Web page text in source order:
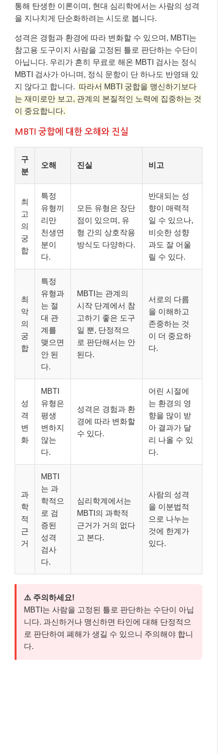
통해 탄생한 이론이며, 현대 심리학에서는 사람의 성격
을 지나치게 단순화하려는 시도로 봅니다.
성격은 경험과 환경에 따라 변화할 수 있으며, MBTI는
참고용 도구이지 사람을 고정된 틀로 판단하는 수단이
아닙니다. 우리가 흔히 무료로 해온 MBTI 검사는 정식
MBTI 검사가 아니며, 정식 문항이 단 하나도 반영돼 있
지 않다고 합니다. 따라서 MBTI 궁합을 맹신하기보다
는 재미로만 보고, 관계의 본질적인 노력에 집중하는 것
이 중요합니다.
MBTI 궁합에 대한 오해와 진실
구
분
오해 진실 비고
최
고
의
궁
합
특정
유형끼
리만
천생연
분이
다.
모든 유형은 장단
점이 있으며, 유
형 간의 상호작용
방식도 다양하다.
반대되는 성
향이 매력적
일 수 있으나,
비슷한 성향
과도 잘 어울
릴 수 있다.
최
악
의
궁
합
특정
유형과
는 절
대 관
계를
맺으면
안 된
다.
MBTI는 관계의
시작 단계에서 참
고하기 좋은 도구
일 뿐, 단정적으
로 판단해서는 안
된다.
서로의 다름
을 이해하고
존중하는 것
이 더 중요하
다.
성
격
변
화
MBTI
유형은
평생
변하지
않는
다.
성격은 경험과 환
경에 따라 변화할
수 있다.
어린 시절에
는 환경의 영
향을 많이 받
아 결과가 달
리 나올 수 있
다.
과
학
적
근
거
MBTI
는 과
학적으
로 검
증된
성격
검사
다.
심리학계에서는
MBTI의 과학적
근거가 거의 없다
고 본다.
사람의 성격
을 이분법적
으로 나누는
것에 한계가
있다.
⚠️ 주의하세요!
MBTI는 사람을 고정된 틀로 판단하는 수단이 아닙
니다. 과신하거나 맹신하면 타인에 대해 단정적으
로 판단하여 폐해가 생길 수 있으니 주의해야 합니
다.